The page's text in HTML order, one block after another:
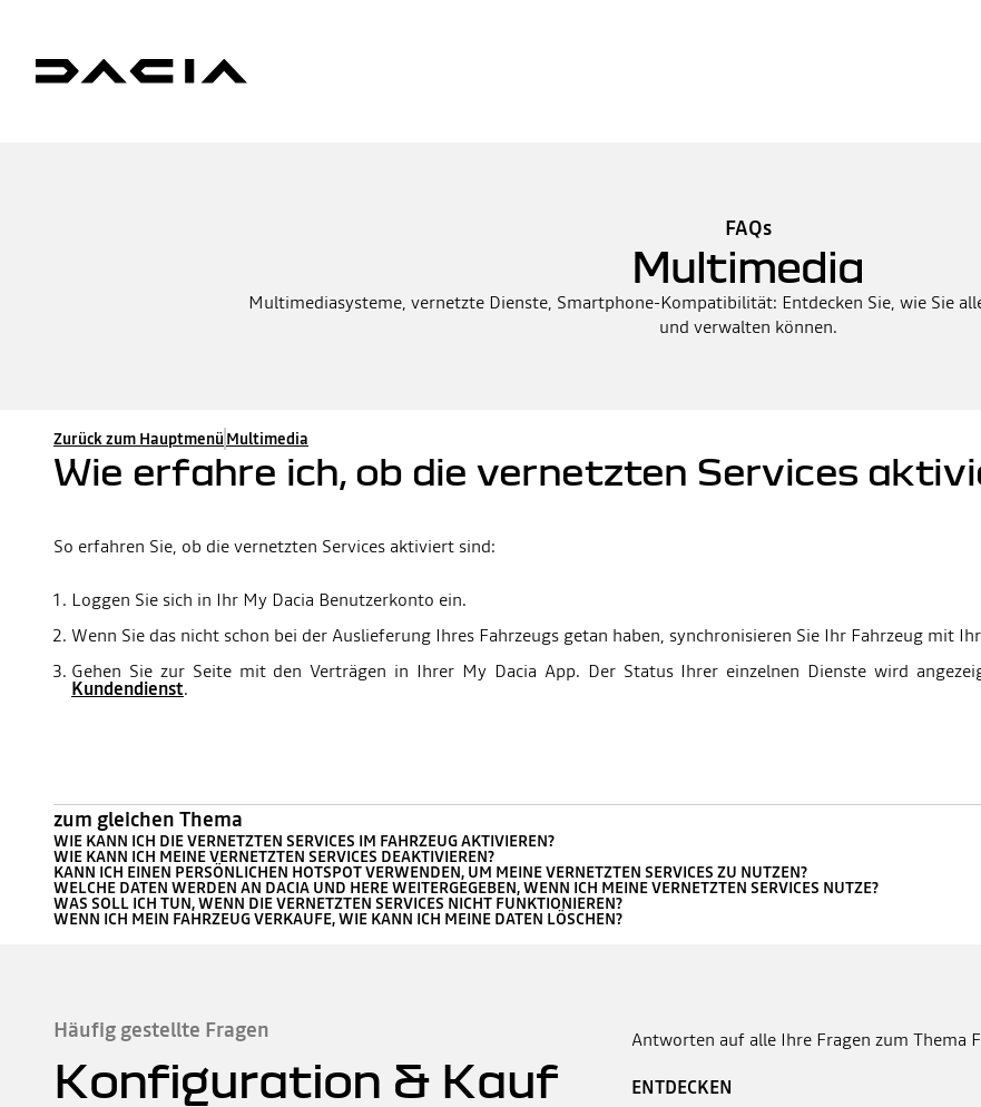
FAQs
Multimedia
Multimediasysteme, vernetzte Dienste, Smartphone-Kompatibilität: Entdecken Sie, wie Sie
und verwalten können.
Zurück zum Hauptmenü Multimedia
Wie erfahre ich, ob die vernetzten Services
So erfahren Sie, ob die vernetzten Services aktiviert sind:
Loggen Sie sich in Ihr My Dacia Benutzerkonto ein.
Wenn Sie das nicht schon bei der Auslieferung Ihres Fahrzeugs getan haben, synchronisieren Sie Ihr Fahrzeug mit
Gehen Sie zur Seite mit den Verträgen in Ihrer My Dacia App. Der Status Ihrer einzelnen Dienste wird
Kundendienst.
zum gleichen Thema
WIE KANN ICH DIE VERNETZTEN SERVICES IM FAHRZEUG AKTIVIEREN?
WIE KANN ICH MEINE VERNETZTEN SERVICES DEAKTIVIEREN?
KANN ICH EINEN PERSÖNLICHEN HOTSPOT VERWENDEN, UM MEINE VERNETZTEN SERVICES ZU NUTZEN?
WELCHE DATEN WERDEN AN DACIA UND HERE WEITERGEGEBEN, WENN ICH MEINE VERNETZTEN SERVICES NUTZE?
WAS SOLL ICH TUN, WENN DIE VERNETZTEN SERVICES NICHT FUNKTIONIEREN?
WENN ICH MEIN FAHRZEUG VERKAUFE, WIE KANN ICH MEINE DATEN LÖSCHEN?
Häufig gestellte Fragen
Konfiguration & Kauf
Antworten auf alle Ihre Fragen zum Thema
ENTDECKEN